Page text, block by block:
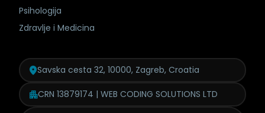
Psihologija
Zdravlje i Medicina
Savska cesta 32, 10000, Zagreb, Croatia
CRN 13879174 | WEB CODING SOLUTIONS LTD